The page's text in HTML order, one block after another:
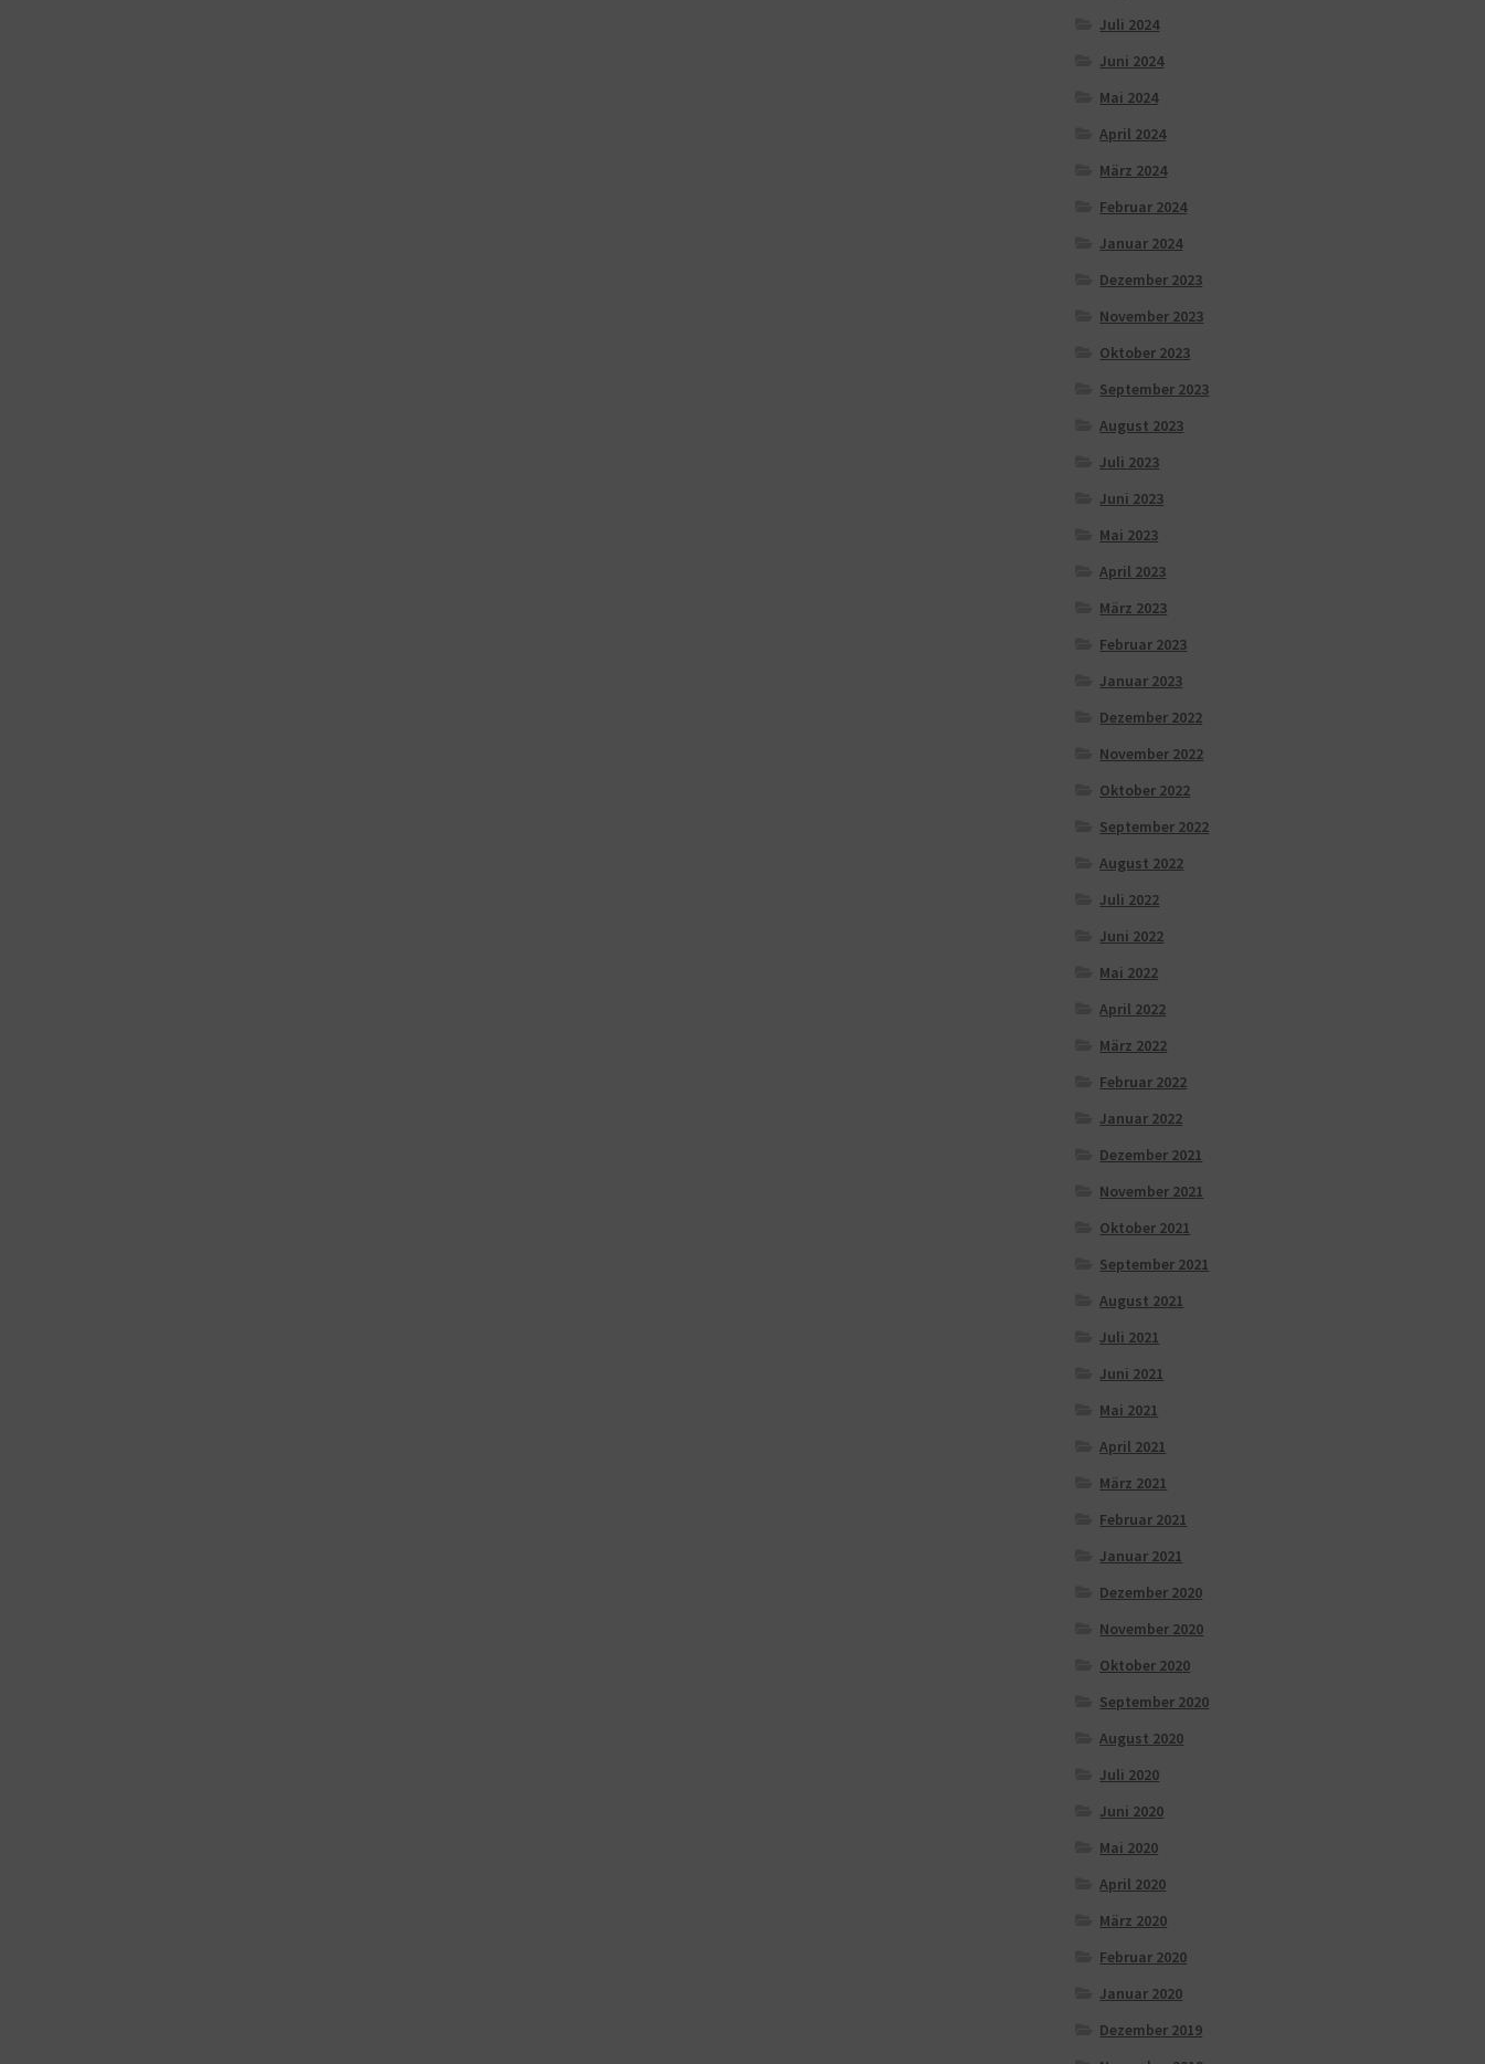
Juli 2024
Juni 2024
Mai 2024
April 2024
März 2024
Februar 2024
Januar 2024
Dezember 2023
November 2023
Oktober 2023
September 2023
August 2023
Juli 2023
Juni 2023
Mai 2023
April 2023
März 2023
Februar 2023
Januar 2023
Dezember 2022
November 2022
Oktober 2022
September 2022
August 2022
Juli 2022
Juni 2022
Mai 2022
April 2022
März 2022
Februar 2022
Januar 2022
Dezember 2021
November 2021
Oktober 2021
September 2021
August 2021
Juli 2021
Juni 2021
Mai 2021
April 2021
März 2021
Februar 2021
Januar 2021
Dezember 2020
November 2020
Oktober 2020
September 2020
August 2020
Juli 2020
Juni 2020
Mai 2020
April 2020
März 2020
Februar 2020
Januar 2020
Dezember 2019